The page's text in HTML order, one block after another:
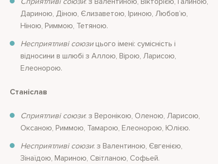
Дариною, Діною, Єлизаветою, Іриною, Любов’ю,
Ніною, Риммою, Тетяною.
Несприятливі союзицього імені: сумісність і
відносини в шлюбі з Аллою, Вірою, Ларисою,
Елеонорою.
Станіслав
Сприятливі союзи: з Веронікою, Оленою, Ларисою,
Оксаною, Риммою, Тамарою, Елеонорою, Юлією.
Несприятливі союзи: з Валентиною, Євгенією,
Зінаїдою, Мариною, Світланою, Cофьей.